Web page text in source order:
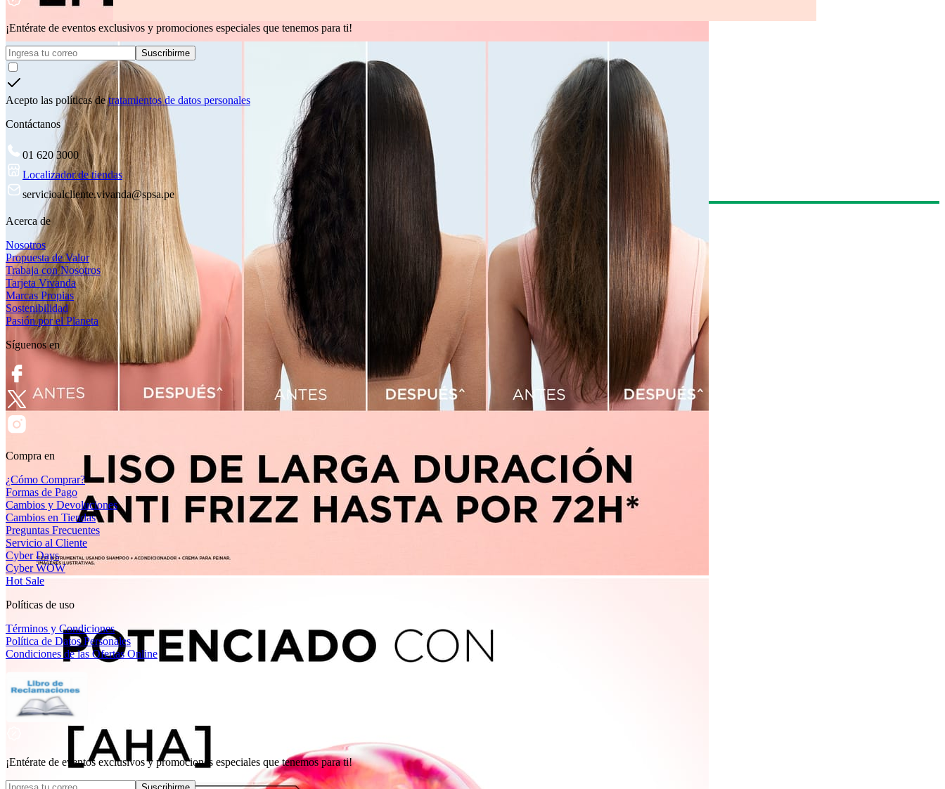
¡Entérate de eventos exclusivos y promociones especiales que tenemos para ti!
Suscribirme
Acepto las políticas de tratamientos de datos personales
Contáctanos
01 620 3000
Localizador de tiendas
servicioalcliente.vivanda@spsa.pe
Acerca de
Nosotros
Propuesta de Valor
Trabaja con Nosotros
Tarjeta Vivanda
Marcas Propias
Sostenibilidad
Pasión por el Planeta
Síguenos en
Compra en
¿Cómo Comprar?
Formas de Pago
Cambios y Devoluciones
Cambios en Tiendas
Preguntas Frecuentes
Servicio al Cliente
Cyber Days
Cyber WOW
Hot Sale
Políticas de uso
Términos y Condiciones
Política de Datos Personales
Condiciones de las Ofertas Online
¡Entérate de eventos exclusivos y promociones especiales que tenemos para ti!